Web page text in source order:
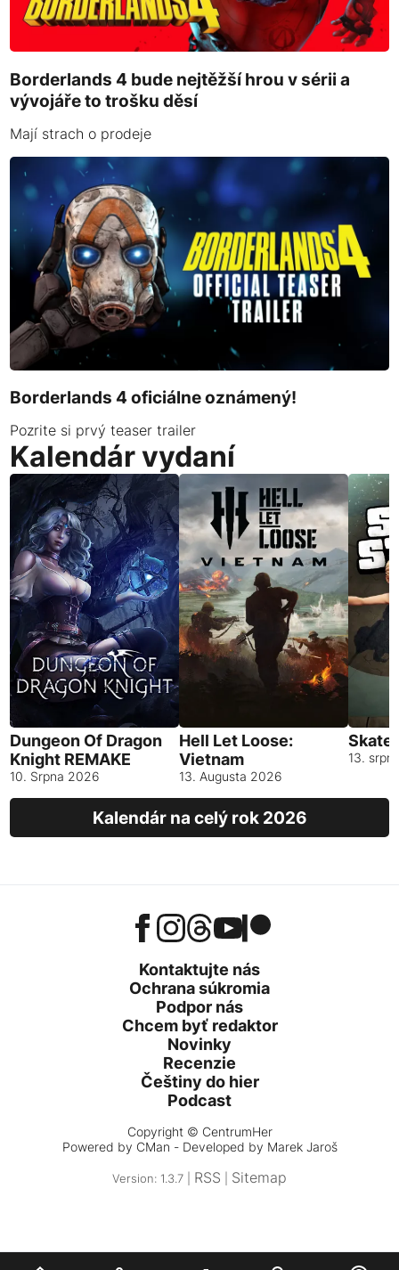
Borderlands 4 bude nejtěžší hrou v sérii a
vývojáře to trošku děsí
Mají strach o prodeje
Borderlands 4 oficiálne oznámený!
Pozrite si prvý teaser trailer
Kalendár vydaní
Dungeon Of Dragon
Knight REMAKE
10. Srpna 2026
Hell Let Loose:
Vietnam
13. Augusta 2026
13.
Kalendár na celý rok 2026
Kontaktujte nás
Ochrana súkromia
Podpor nás
Chcem byť redaktor
Novinky
Recenzie
Češtiny do hier
Podcast
Copyright © CentrumHer
Powered by CMan - Developed by Marek Jaroš
Version: 1.3.7 | RSS Sitemap